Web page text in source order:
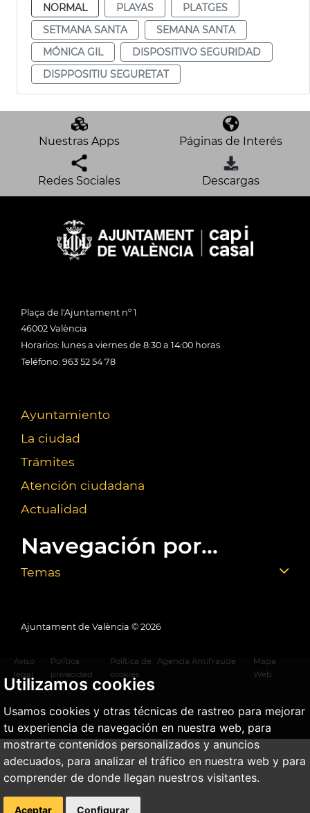
Utilizamos cookies
Usamos cookies y otras técnicas de rastreo para mejorar
tu experiencia de navegación en nuestra web, para
mostrarte contenidos personalizados y anuncios
adecuados, para analizar el tráfico en nuestra web y para
comprender de donde llegan nuestros visitantes.
Aceptar Configurar
NORMAL
PLAYAS
PLATGES
SETMANA SANTA
SEMANA SANTA
MÓNICA GIL
DISPOSITIVO SEGURIDAD
DISPPOSITIU SEGURETAT
Nuestras Apps Páginas de Interés
Redes Sociales Descargas
Plaça de l'Ajuntament nº 1
46002 València
Horarios: lunes a viernes de 8:30 a 14:00 horas
Teléfono: 963 52 54 78
Ayuntamiento
La ciudad
Trámites
Atención ciudadana
Actualidad
Navegación por...
Temas
Ajuntament de València © 2026
Aviso
legal
Política
privacidad
Política de
cookies
Agencia Antifraude
Mapa
Web